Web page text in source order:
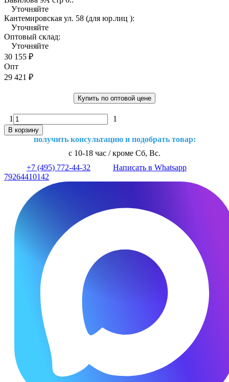
Уточняйте
Кантемировская ул. 58 (для юр.лиц ):
Уточняйте
Оптовый склад:
Уточняйте
30 155 ₽
Опт
29 421 ₽
Купить по оптовой цене
1 1
В корзину
получить консультацию и подобрать товар:
с 10-18 час / кроме Сб, Вс.
+7 (495) 772-44-32
Написать в Whatsapp
79264410142